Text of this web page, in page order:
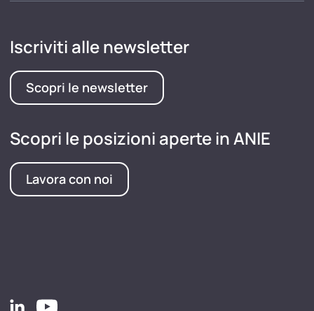
Iscriviti alle newsletter
Scopri le newsletter
Scopri le posizioni aperte in ANIE
Lavora con noi